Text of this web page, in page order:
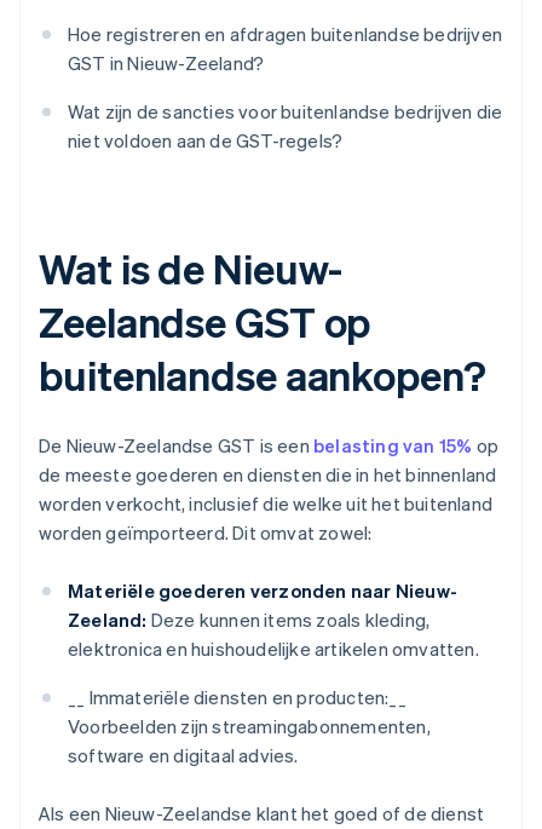
Hoe registreren en afdragen buitenlandse bedrijven
GST in Nieuw-Zeeland?
Wat zijn de sancties voor buitenlandse bedrijven die
niet voldoen aan de GST-regels?
Wat is de Nieuw-
Zeelandse GST op
buitenlandse aankopen?
De Nieuw-Zeelandse GST is een belasting van 15% op
de meeste goederen en diensten die in het binnenland
worden verkocht, inclusief die welke uit het buitenland
worden geïmporteerd. Dit omvat zowel:
Materiële goederen verzonden naar Nieuw-
Zeeland: Deze kunnen items zoals kleding,
elektronica en huishoudelijke artikelen omvatten.
__ Immateriële diensten en producten:__
Voorbeelden zijn streamingabonnementen,
software en digitaal advies.
Als een Nieuw-Zeelandse klant het goed of de dienst